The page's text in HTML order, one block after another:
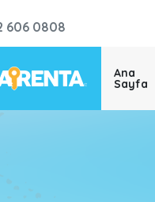
606 0808
Ana
Sayfa